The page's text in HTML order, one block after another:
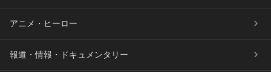
アニメ・ヒーロー
報道・情報・ドキュメンタリー